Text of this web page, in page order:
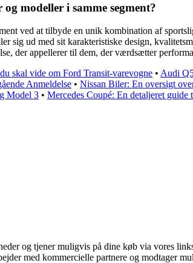
modeller i samme segment?
ved at tilbyde en unik kombination af
sig ud med sit karakteristiske design,
der appellerer til dem, der værdsætter
skal vide om Ford Transit-varevogne • Audi
Anmeldelse • Nissan Biler: En oversigt
Model 3 • Mercedes Coupé: En detaljeret
og tjener muligvis på dine køb via vores
med kommercielle partnere og modtager